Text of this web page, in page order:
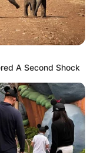
A Second Shock